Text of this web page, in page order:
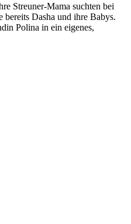
Streuner-Mama suchten bei
Dasha und ihre Babys.
Polina in ein eigenes,